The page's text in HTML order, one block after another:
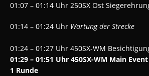
01:07 – 01:14 Uhr 250SX Ost
01:14 – 01:24 Uhr Wartung der Strecke
01:24 – 01:27 Uhr 450SX-WM
01:29 – 01:51 Uhr 450SX-WM Main
1 Runde